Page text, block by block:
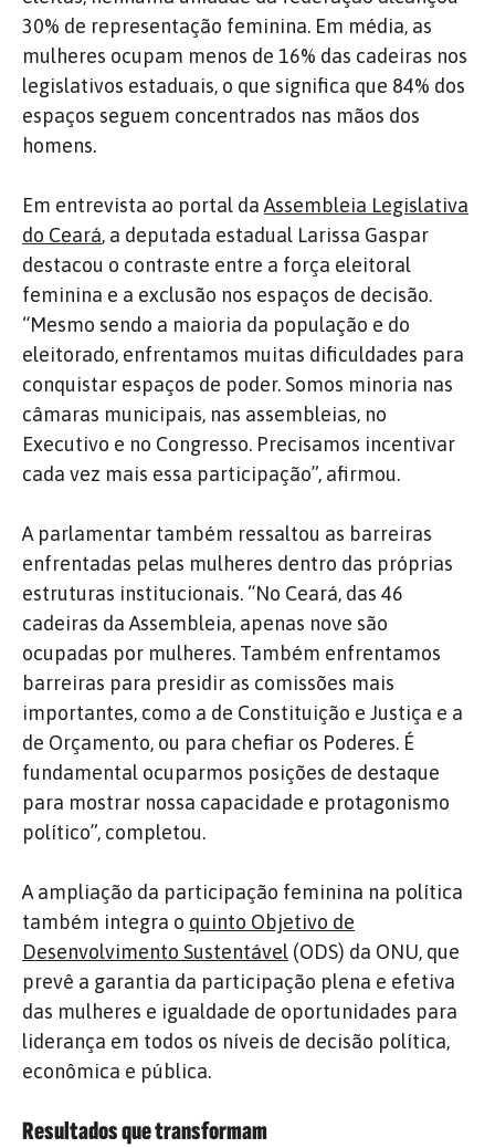
30% de representação feminina. Em média, as
mulheres ocupam menos de 16% das cadeiras nos
legislativos estaduais, o que significa que 84% dos
espaços seguem concentrados nas mãos dos
homens.
Em entrevista ao portal da Assembleia Legislativa
do Ceará, a deputada estadual Larissa Gaspar
destacou o contraste entre a força eleitoral
feminina e a exclusão nos espaços de decisão.
“Mesmo sendo a maioria da população e do
eleitorado, enfrentamos muitas dificuldades para
conquistar espaços de poder. Somos minoria nas
câmaras municipais, nas assembleias, no
Executivo e no Congresso. Precisamos incentivar
cada vez mais essa participação”, afirmou.
A parlamentar também ressaltou as barreiras
enfrentadas pelas mulheres dentro das próprias
estruturas institucionais. “No Ceará, das 46
cadeiras da Assembleia, apenas nove são
ocupadas por mulheres. Também enfrentamos
barreiras para presidir as comissões mais
importantes, como a de Constituição e Justiça e a
de Orçamento, ou para chefiar os Poderes. É
fundamental ocuparmos posições de destaque
para mostrar nossa capacidade e protagonismo
político”, completou.
A ampliação da participação feminina na política
também integra o quinto Objetivo de
Desenvolvimento Sustentável (ODS) da ONU, que
prevê a garantia da participação plena e efetiva
das mulheres e igualdade de oportunidades para
liderança em todos os níveis de decisão política,
econômica e pública.
Resultados que transformam